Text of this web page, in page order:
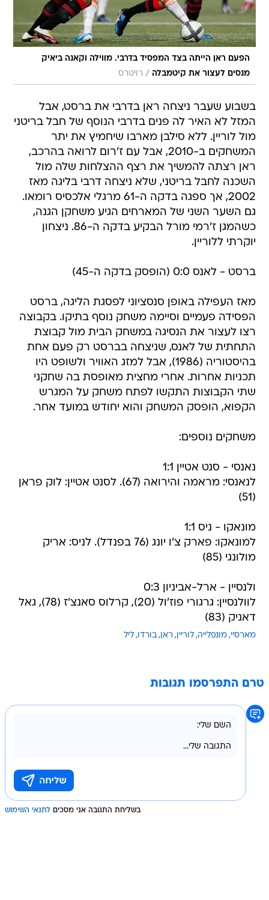
הפעם ראן הייתה בצד המפסיד בדרבי. מווילה וקאנה ביאיק
מנסים לעצור את קיטמבלה / רויטרס
בשבוע שעבר ניצחה ראן בדרבי את ברסט, אבל
המזל לא האיר לה פנים בדרבי הנוסף של חבל בריטני
מול לוריין. ללא סילבן מארבו שיחמיץ את יתר
המשחקים ב-2010, אבל עם ז'רום לרואה בהרכב,
ראן רצתה להמשיך את רצף ההצלחות שלה מול
השכנה לחבל בריטני, שלא ניצחה דרבי בליגה מאז
2002, אך ספגה בדקה ה-61 מרגלי אלכסיס רומאו.
גם השער השני של המארחים הגיע משחקן הגנה,
כשהמגן ז'רמי מורל הבקיע בדקה ה-86. ניצחון
יוקרתי ללוריין.
ברסט - לאנס 0:0 (הופסק בדקה ה-45)
מאז העפילה באופן סנסציוני לפסגת הליגה, ברסט
הפסידה פעמיים וסיימה משחק נוסף בתיקו. בקבוצה
רצו לעצור את הנסיגה במשחק הבית מול קבוצת
התחתית של לאנס, שניצחה בברסט רק פעם אחת
בהיסטוריה (1986), אבל למזג האוויר ולשופט היו
תכניות אחרות. אחרי מחצית מאופסת בה שחקני
שתי הקבוצות התקשו לפתח משחק על המגרש
הקפוא, הופסק המשחק והוא יחודש במועד אחר.
משחקים נוספים:
נאנסי - סנט אטיין 1:1
לנאנסי: מראמה והירואה (67). לסנט אטיין: לוק פראן
(51)
מונאקו - ניס 1:1
למונאקו: פארק צ'ו יונג (76 בפנדל). לניס: אריק
מולונגי (85)
ולנסיין - ארל-אביניון 0:3
לוולנסיין: גרגורי פוז'ול (20), קרלוס סאנצ'ז (78), גאל
דאניק (83)
מארסיי מונפלייה לוריין ראן בורדו ליל
טרם התפרסמו תגובות
בשליחת התגובה אני מסכים לתנאי השימוש